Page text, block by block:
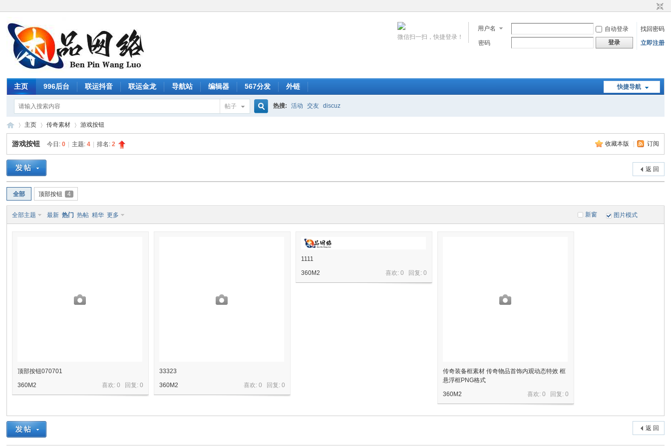
用户名 自动登录
找回密码
密码
登录 立即注册
微信扫一扫，快捷登录！
快捷导航
主页 996后台 联运抖音 联运金龙 导航站 编辑器 567分发 外链
帖子 热搜: 活动 交友 discuz
»
主页
›
传奇素材 游戏按钮
收藏本版 订阅
游戏按钮 今日:0 主题:4 排名:2
返 回
全部 顶部按钮 4
新窗
全部主题 最新 热门 热帖 精华 更多 图片模式
顶部按钮070701
喜欢: 0 回复:0
360M2
33323
喜欢: 0 回复:0
360M2
1111
喜欢: 0 回复:0
360M2
传奇装备框素材 传奇物品首饰内观动态特效 框
悬浮框PNG格式
喜欢: 0 回复:0
360M2
返 回